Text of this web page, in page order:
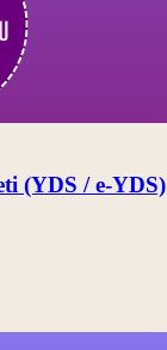
(YDS / e-YDS)